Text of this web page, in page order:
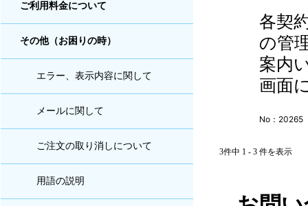
ご利用料金について
その他（お困りの時）
エラー、表示内容に関して
メールに関して
ご注文の取り消しについて
用語の説明
各契
の管
案内
画面
No：20265
3件中 1 - 3 件を表示